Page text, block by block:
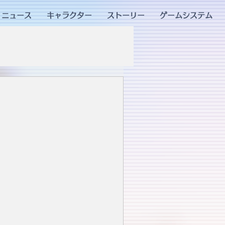
ニュース キャラクター ストーリー ゲームシステム